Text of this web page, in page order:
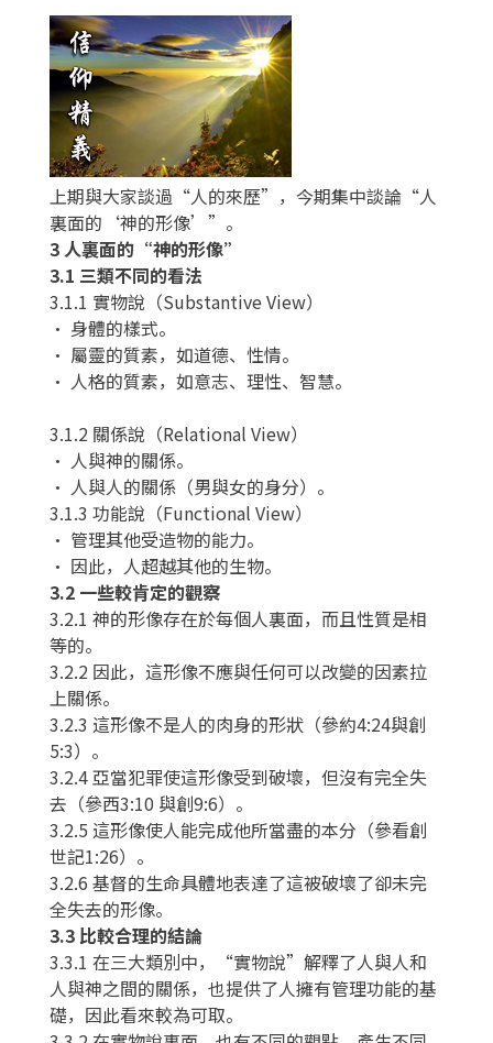
上期與大家談過“人的來歷”，今期集中談論“人
裏面的‘神的形像’”。
3 人裏面的“神的形像”
3.1 三類不同的看法
3.1.1 實物說（Substantive View）
• 身體的樣式。
• 屬靈的質素，如道德、性情。
• 人格的質素，如意志、理性、智慧。
3.1.2 關係說（Relational View）
• 人與神的關係。
• 人與人的關係（男與女的身分）。
3.1.3 功能說（Functional View）
• 管理其他受造物的能力。
• 因此，人超越其他的生物。
3.2 一些較肯定的觀察
3.2.1 神的形像存在於每個人裏面，而且性質是相
等的。
3.2.2 因此，這形像不應與任何可以改變的因素拉
上關係。
3.2.3 這形像不是人的肉身的形狀（參約4:24與創
5:3）。
3.2.4 亞當犯罪使這形像受到破壞，但沒有完全失
去（參西3:10 與創9:6）。
3.2.5 這形像使人能完成他所當盡的本分（參看創
世記1:26）。
3.2.6 基督的生命具體地表達了這被破壞了卻未完
全失去的形像。
3.3 比較合理的結論
3.3.1 在三大類別中，“實物說”解釋了人與人和
人與神之間的關係，也提供了人擁有管理功能的基
礎，因此看來較為可取。